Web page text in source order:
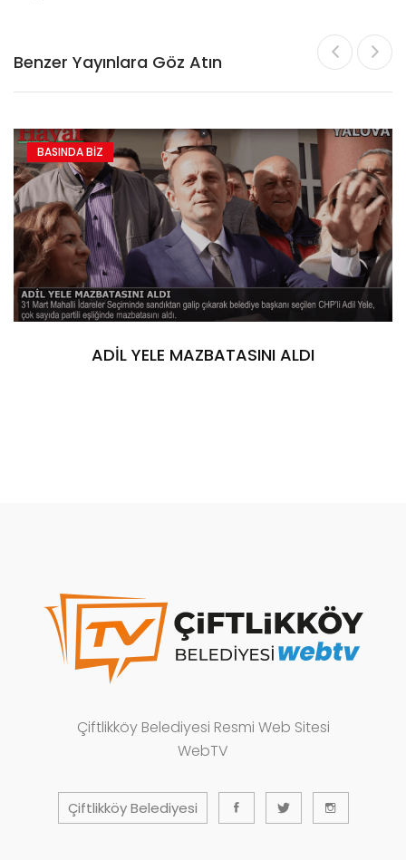
Benzer Yayınlara Göz Atın
BASINDA BİZ
ADİL YELE MAZBATASINI ALDI
Çiftlikköy Belediyesi Resmi Web Sitesi
WebTV
Çiftlikköy Belediyesi